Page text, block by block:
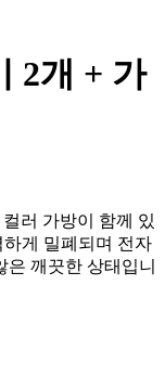
2개 + 가
러 가방이 함께 있
게 밀폐되며 전자
깨끗한 상태입니